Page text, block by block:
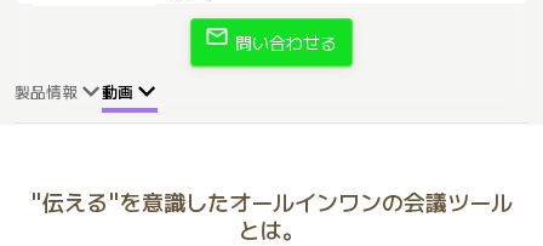
mail 問い合わせる
製品情報 動画
"伝える"を意識したオールインワンの会議ツール
とは。